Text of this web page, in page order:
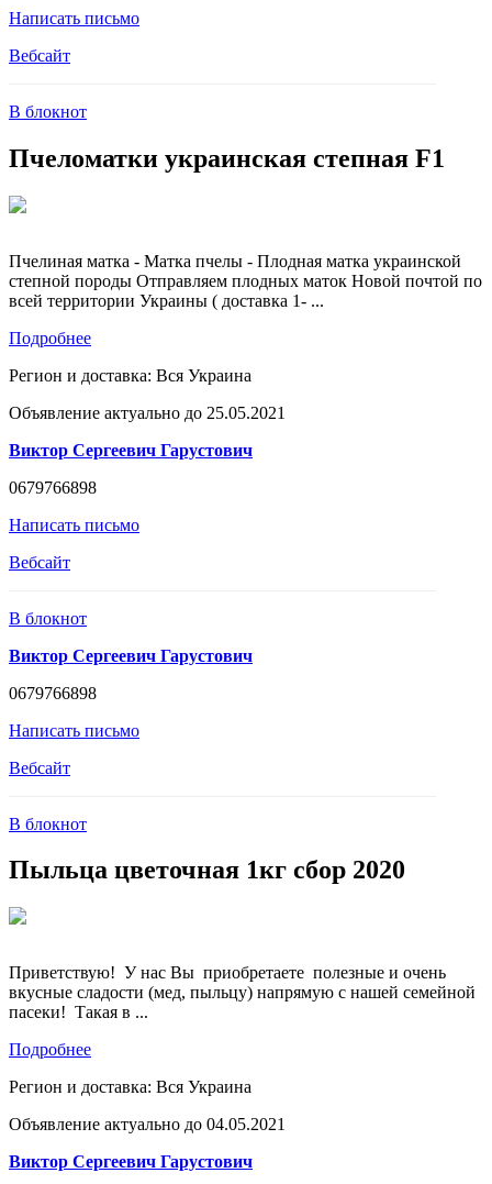
Написать письмо
Вебсайт
В блокнот
Пчеломатки украинская степная F1
Пчелиная матка - Матка пчелы - Плодная матка украинской
степной породы Отправляем плодных маток Новой почтой по
всей территории Украины ( доставка 1- ...
Подробнее
Регион и доставка: Вся Украина
Объявление актуально до 25.05.2021
Виктор Сергеевич Гарустович
0679766898
Написать письмо
Вебсайт
В блокнот
Виктор Сергеевич Гарустович
0679766898
Написать письмо
Вебсайт
В блокнот
Пыльца цветочная 1кг сбор 2020
Приветствую! У нас Вы приобретаете полезные и очень
вкусные сладости (мед, пыльцу) напрямую с нашей семейной
пасеки! Такая в ...
Подробнее
Регион и доставка: Вся Украина
Объявление актуально до 04.05.2021
Виктор Сергеевич Гарустович